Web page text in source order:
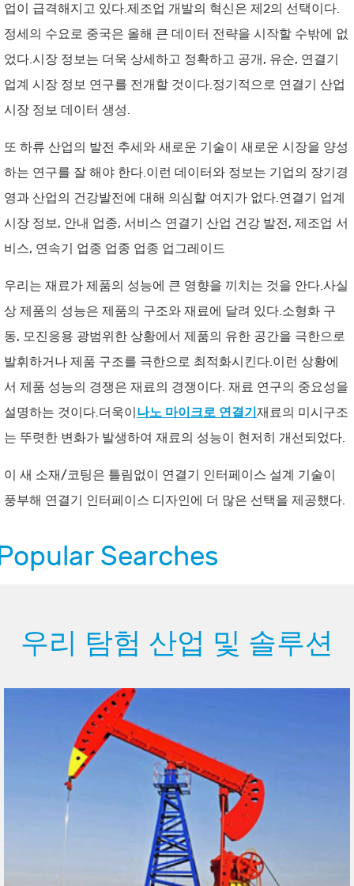
업이 급격해지고 있다.제조업 개발의 혁신은 제2의 선택이다.
정세의 수요로 중국은 올해 큰 데이터 전략을 시작할 수밖에 없
었다.시장 정보는 더욱 상세하고 정확하고 공개, 유순, 연결기
업계 시장 정보 연구를 전개할 것이다.정기적으로 연결기 산업
시장 정보 데이터 생성.
또 하류 산업의 발전 추세와 새로운 기술이 새로운 시장을 양성
하는 연구를 잘 해야 한다.이런 데이터와 정보는 기업의 장기경
영과 산업의 건강발전에 대해 의심할 여지가 없다.연결기 업계
시장 정보, 안내 업종, 서비스 연결기 산업 건강 발전, 제조업 서
비스, 연속기 업종 업종 업종 업그레이드
우리는 재료가 제품의 성능에 큰 영향을 끼치는 것을 안다.사실
상 제품의 성능은 제품의 구조와 재료에 달려 있다.소형화 구
동, 모진응용 광범위한 상황에서 제품의 유한 공간을 극한으로
발휘하거나 제품 구조를 극한으로 최적화시킨다.이런 상황에
서 제품 성능의 경쟁은 재료의 경쟁이다. 재료 연구의 중요성을
설명하는 것이다.더욱이 나노 마이크로 연결기 재료의 미시구조
는 뚜렷한 변화가 발생하여 재료의 성능이 현저히 개선되었다.
이 새 소재/코팅은 틀림없이 연결기 인터페이스 설계 기술이
풍부해 연결기 인터페이스 디자인에 더 많은 선택을 제공했다.
Searches
우리 탐험 산업 및 솔루션